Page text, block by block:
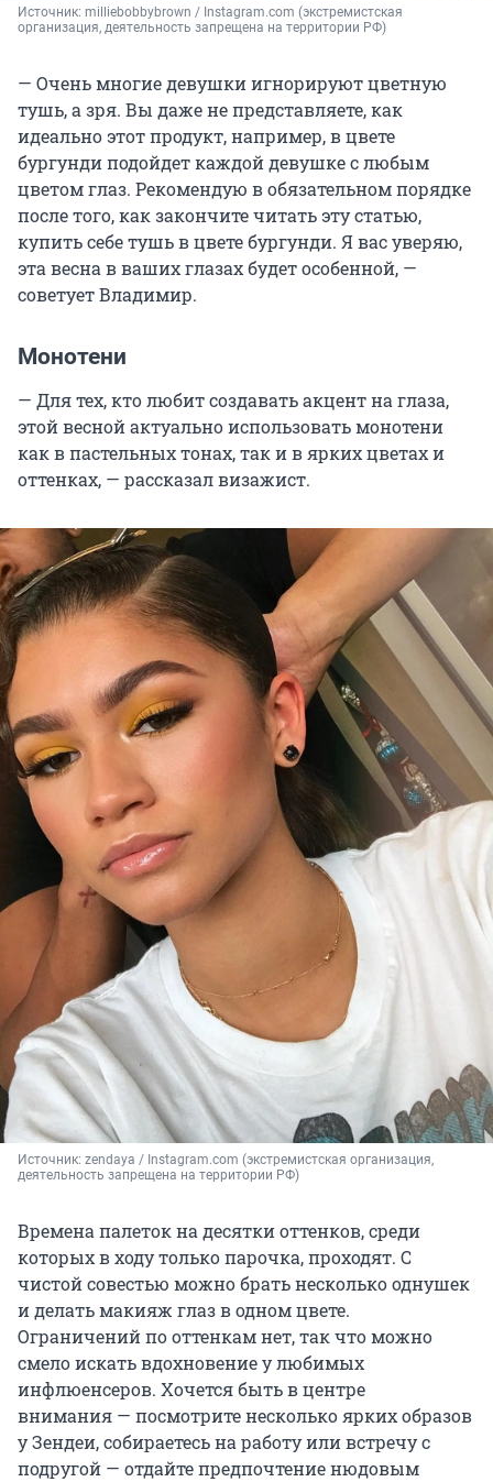
Источник: milliebobbybrown / Instagram.com (экстремистская
организация, деятельность запрещена на территории РФ)
— Очень многие девушки игнорируют цветную
тушь, а зря. Вы даже не представляете, как
идеально этот продукт, например, в цвете
бургунди подойдет каждой девушке с любым
цветом глаз. Рекомендую в обязательном порядке
после того, как закончите читать эту статью,
купить себе тушь в цвете бургунди. Я вас уверяю,
эта весна в ваших глазах будет особенной, —
советует Владимир.
Монотени
— Для тех, кто любит создавать акцент на глаза,
этой весной актуально использовать монотени
как в пастельных тонах, так и в ярких цветах и
оттенках, — рассказал визажист.
Источник: zendaya / Instagram.com (экстремистская организация,
деятельность запрещена на территории РФ)
Времена палеток на десятки оттенков, среди
которых в ходу только парочка, проходят. С
чистой совестью можно брать несколько однушек
и делать макияж глаз в одном цвете.
Ограничений по оттенкам нет, так что можно
смело искать вдохновение у любимых
инфлюенсеров. Хочется быть в центре
внимания — посмотрите несколько ярких образов
у Зендеи, собираетесь на работу или встречу с
подругой — отдайте предпочтение нюдовым